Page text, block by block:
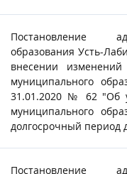
Постановление
образования Усть-
внесении
муниципального
31.01.2020 № 62 "Об
муниципального
долгосрочный период
Постановление